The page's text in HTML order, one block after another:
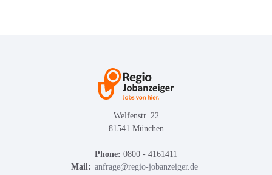
Welfenstr. 22
81541 München
Phone: 0800 - 4161411
Mail: anfrage@regio-jobanzeiger.de